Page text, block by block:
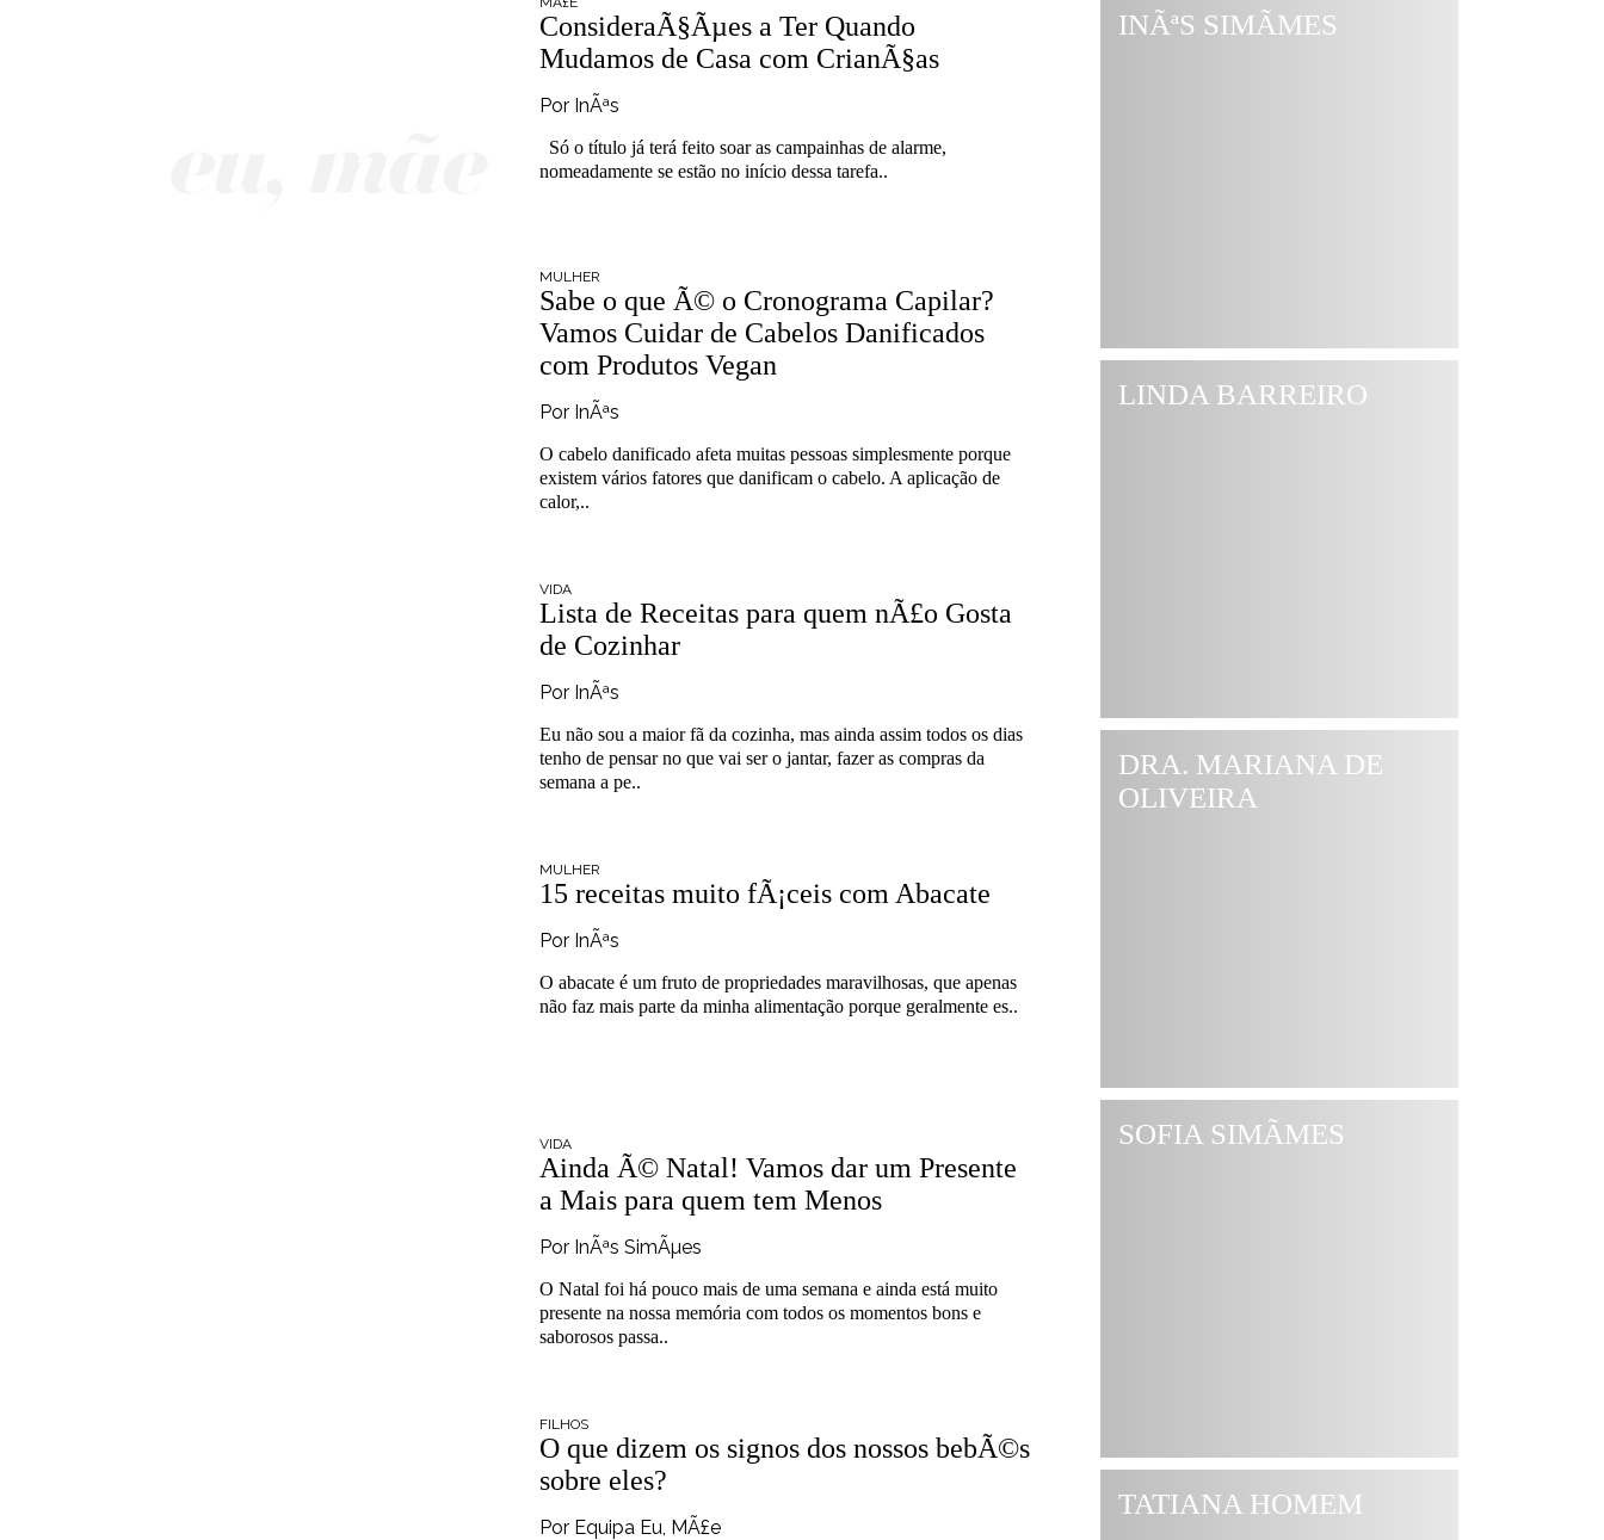
ConsideraÃ§Ãµes a Ter Quando
Mudamos de Casa com CrianÃ§as
Por InÃªs
Só o título já terá feito soar as campainhas de alarme,
nomeadamente se estão no início dessa tarefa..
MULHER
Sabe o que Ã© o Cronograma Capilar?
Vamos Cuidar de Cabelos Danificados
com Produtos Vegan
Por InÃªs
O cabelo danificado afeta muitas pessoas simplesmente porque
existem vários fatores que danificam o cabelo. A aplicação de
calor,..
VIDA
Lista de Receitas para quem nÃ£o Gosta
de Cozinhar
Por InÃªs
Eu não sou a maior fã da cozinha, mas ainda assim todos os dias
tenho de pensar no que vai ser o jantar, fazer as compras da
semana a pe..
MULHER
15 receitas muito fÃ¡ceis com Abacate
Por InÃªs
O abacate é um fruto de propriedades maravilhosas, que apenas
não faz mais parte da minha alimentação porque geralmente es..
VIDA
Ainda Ã© Natal! Vamos dar um Presente
a Mais para quem tem Menos
Por InÃªs SimÃµes
O Natal foi há pouco mais de uma semana e ainda está muito
presente na nossa memória com todos os momentos bons e
saborosos passa..
FILHOS
O que dizem os signos dos nossos bebÃ©s
sobre eles?
Por Equipa Eu, MÃ£e
INÃªS SIMÃΜES
LINDA BARREIRO
DRA. MARIANA DE
OLIVEIRA
SOFIA SIMÃΜES
TATIANA HOMEM